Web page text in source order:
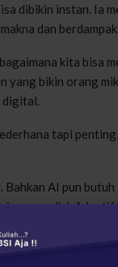
dibikin instan. Ia
dan
kita bisa
yang bikin orang
digital.
tapi
AI pun
jago sendiri.
harus belajar